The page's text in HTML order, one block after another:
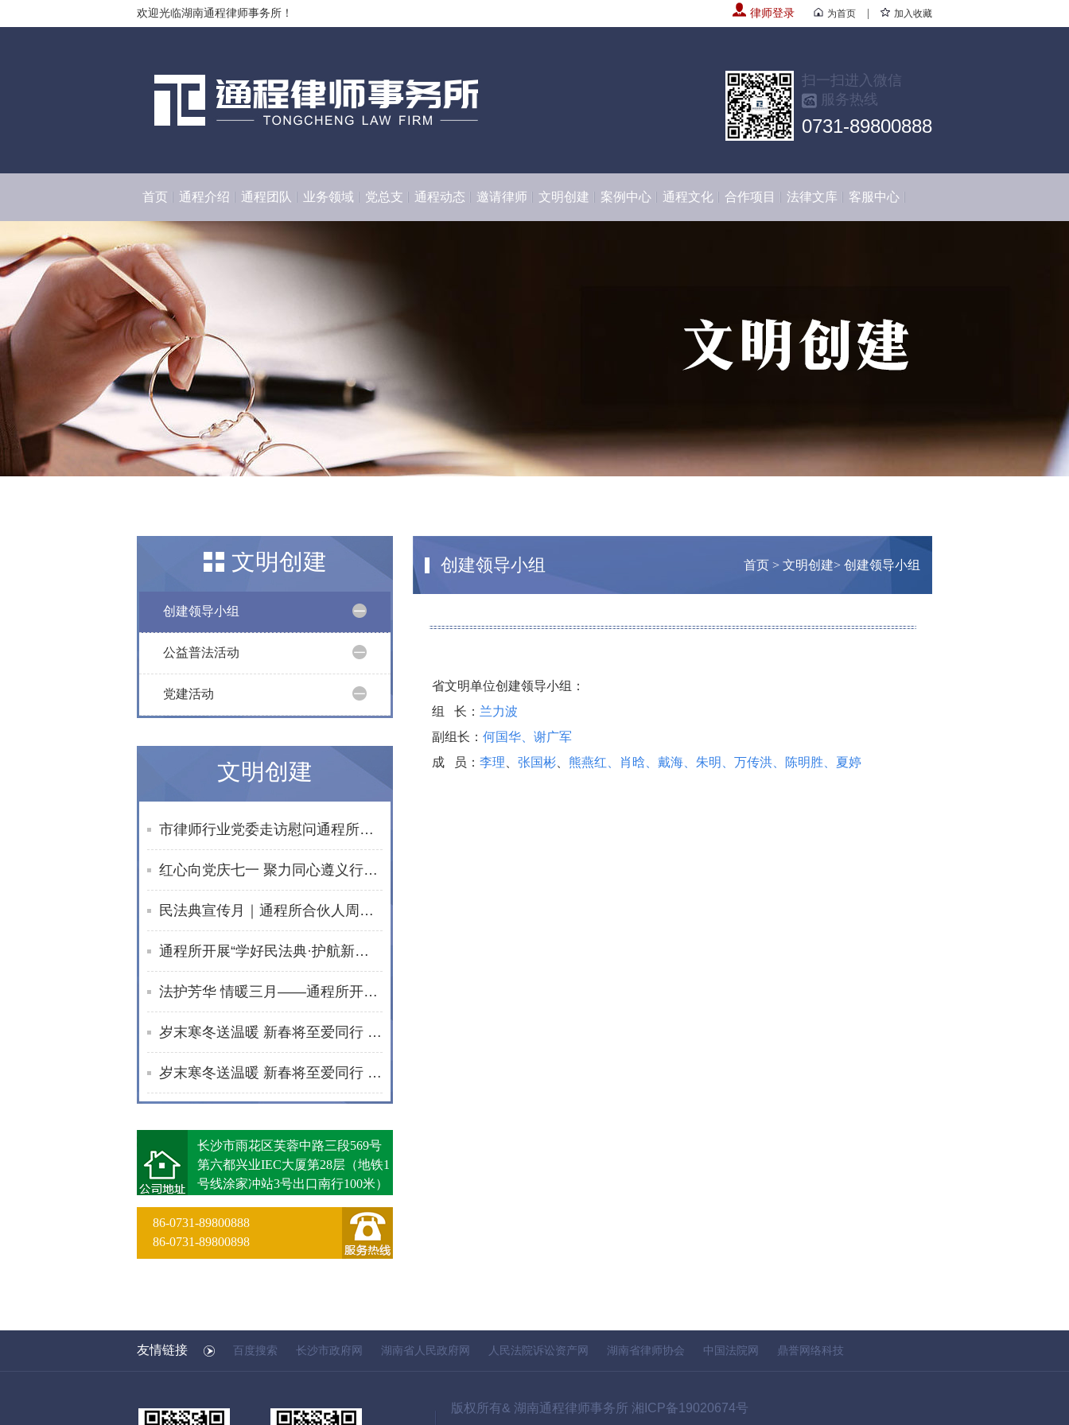
欢迎光临湖南通程律师事务所！ 律师登录 为首页 加入收藏
扫一扫进入微信
服务热线
0731-89800888
首页 通程介绍 通程团队 业务领域 党总支 通程动态 邀请律师 文明创建 案例中心 通程文化 合作项目 法律文库 客服中心
文明创建
创建领导小组
公益普法活动
党建活动
文明创建
市律师行业党委走访慰问通程所老党员文星民律师
红心向党庆七一 聚力同心遵义行——湖南通程律师事务所党总支赴遵义开展红色教育活动
民法典宣传月｜通程所合伙人周波开展普法宣讲活动
通程所开展“学好民法典·护航新生活”普法进社区活动
法护芳华 情暖三月——通程所开展2026年“三八维权周”普法宣传活动纪实
岁末寒冬送温暖 新春将至爱同行 | 通程“小蓓蕾”公益项目2025年走访纪实
岁末寒冬送温暖 新春将至爱同行 | 通程“小蓓蕾”公益项目2025年走访纪实
长沙市雨花区芙蓉中路三段569号
第六都兴业IEC大厦第28层（地铁1
号线涂家冲站3号出口南行100米）
86-0731-89800888
86-0731-89800898
创建领导小组 首页 > 文明创建> 创建领导小组
省文明单位创建领导小组：
组 长： 兰力波
副组长： 何国华
谢广军
成 员： 李理 张国彬 熊燕红 肖晗 戴海 朱明 万传洪 陈明胜 夏婷
友情链接 百度搜索 长沙市政府网 湖南省人民政府网 人民法院诉讼资产网 湖南省律师协会 中国法院网 鼎誉网络科技
版权所有& 湖南通程律师事务所湘ICP备19020674号